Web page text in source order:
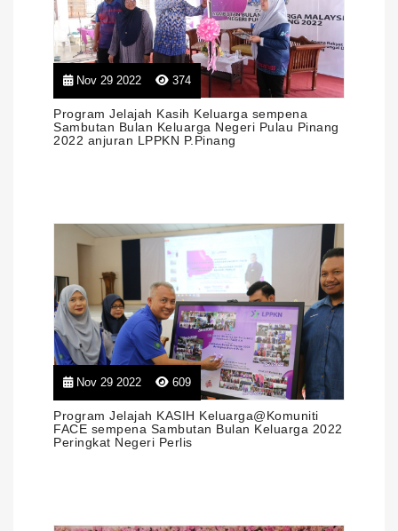
Nov 29 2022 374
Program Jelajah Kasih Keluarga sempena
Sambutan Bulan Keluarga Negeri Pulau Pinang
2022 anjuran LPPKN P.Pinang
Nov 29 2022 609
Program Jelajah KASIH Keluarga@Komuniti
FACE sempena Sambutan Bulan Keluarga 2022
Peringkat Negeri Perlis